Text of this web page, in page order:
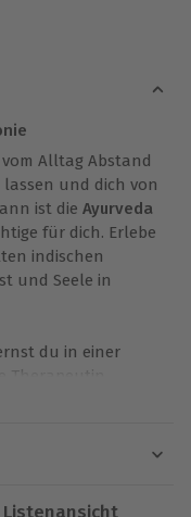
Alltag Abstand
und dich von
ist die Ayurveda
für dich. Erlebe
indischen
und Seele in
du in einer
Therapeutin
der Ayurveda
Listenansicht